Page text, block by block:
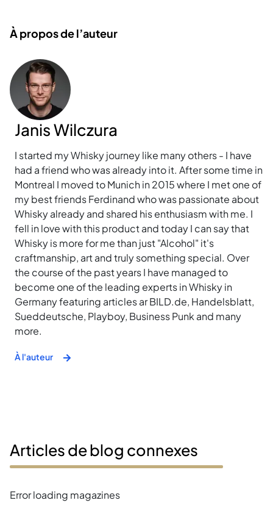
À propos de l’auteur
Janis Wilczura
I started my Whisky journey like many others - I have
had a friend who was already into it. After some time in
Montreal I moved to Munich in 2015 where I met one of
my best friends Ferdinand who was passionate about
Whisky already and shared his enthusiasm with me. I
fell in love with this product and today I can say that
Whisky is more for me than just "Alcohol" it's
craftmanship, art and truly something special. Over
the course of the past years I have managed to
become one of the leading experts in Whisky in
Germany featuring articles ar BILD.de, Handelsblatt,
Sueddeutsche, Playboy, Business Punk and many
more.
À l'auteur
Articles de blog connexes
Error loading magazines